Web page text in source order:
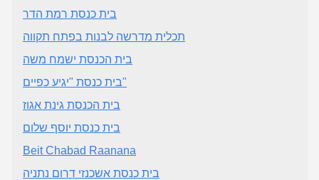
בית כנסת רמת הדר
תכלית מדרשה לבנות בפתח תקווה
בית הכנסת ישמח משה
בית כנסת "יגיע כפיים"
בית הכנסת גינת אגוז
בית כנסת יוסף שלום
Beit Chabad Raanana
בית כנסת אשכנזי דרום נתניה